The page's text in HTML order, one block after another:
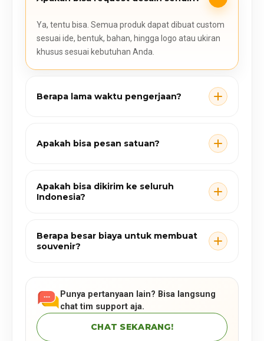
Ya, tentu bisa. Semua produk dapat dibuat custom
sesuai ide, bentuk, bahan, hingga logo atau ukiran
khusus sesuai kebutuhan Anda.
Berapa lama waktu pengerjaan?
Apakah bisa pesan satuan?
Apakah bisa dikirim ke seluruh
Indonesia?
Berapa besar biaya untuk membuat
souvenir?
Punya pertanyaan lain? Bisa langsung
chat tim support aja.
CHAT SEKARANG!